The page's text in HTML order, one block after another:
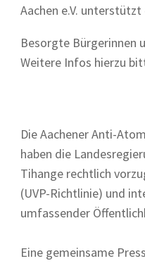
Aachen e.V.
Besorgte Bürgerinnen
Weitere Infos hierzu
Die Aachener Anti-
haben die
Tihange rechtlich
(UVP-Richtlinie) und
umfassender
Eine gemeinsame